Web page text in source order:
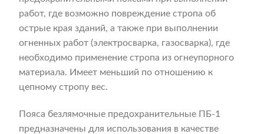
работ, где возможно повреждение стропа об
острые края зданий, а также при выполнении
огненных работ (электросварка, газосварка), где
необходимо применение стропа из огнеупорного
материала. Имеет меньший по отношению к
цепному стропу вес.
Пояса безлямочные предохранительные ПБ-1
предназначены для использования в качестве